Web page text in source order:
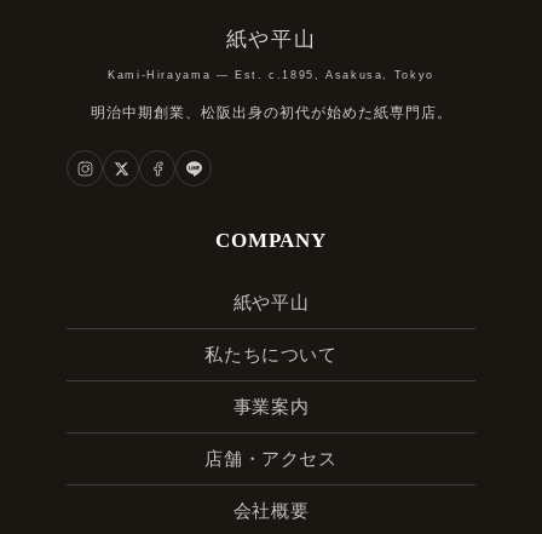
紙や平山
Kami-Hirayama — Est. c.1895, Asakusa, Tokyo
明治中期創業、松阪出身の初代が始めた紙専門店。
COMPANY
紙や平山
私たちについて
事業案内
店舗・アクセス
会社概要